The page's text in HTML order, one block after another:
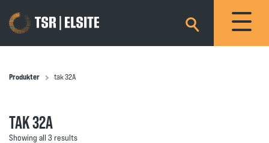
×
Produkter tak 32A
TAK 32A
Showing all 3 results